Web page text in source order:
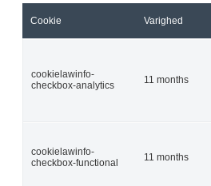
Cookie Varighed
cookielawinfo-
checkbox-analytics
11 months
cookielawinfo-
checkbox-functional
11 months